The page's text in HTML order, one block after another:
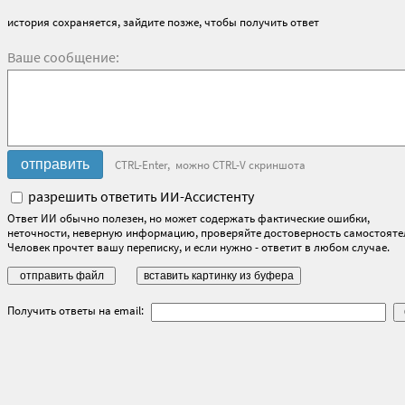
история сохраняется, зайдите позже, чтобы получить ответ
Ваше сообщение:
CTRL-Enter, можно CTRL-V скриншота
разрешить ответить ИИ-Ассистенту
Ответ ИИ обычно полезен, но может содержать фактические ошибки,
неточности, неверную информацию, проверяйте достоверность
Человек прочтет вашу переписку, и если нужно - ответит в любом случае.
Получить ответы на email: